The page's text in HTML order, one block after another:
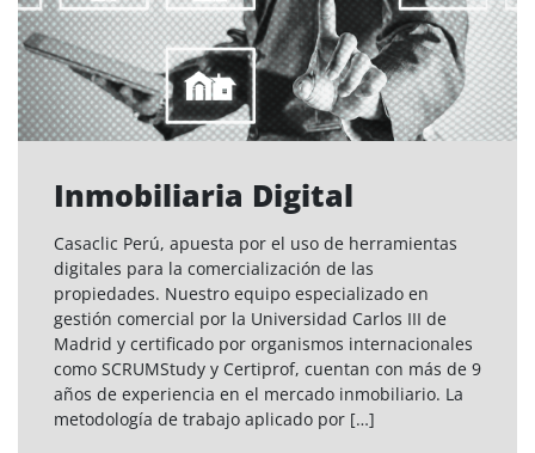
Inmobiliaria Digital
Casaclic Perú, apuesta por el uso de herramientas
digitales para la comercialización de las
propiedades. Nuestro equipo especializado en
gestión comercial por la Universidad Carlos III de
Madrid y certificado por organismos internacionales
como SCRUMStudy y Certiprof, cuentan con más de 9
años de experiencia en el mercado inmobiliario. La
metodología de trabajo aplicado por […]